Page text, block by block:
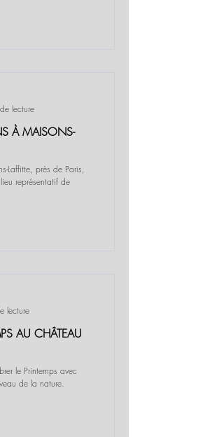
À MAISONS-
Laffitte, près de Paris,
représentatif de
lecture
AU CHÂTEAU
le Printemps avec
de la nature.
lecture